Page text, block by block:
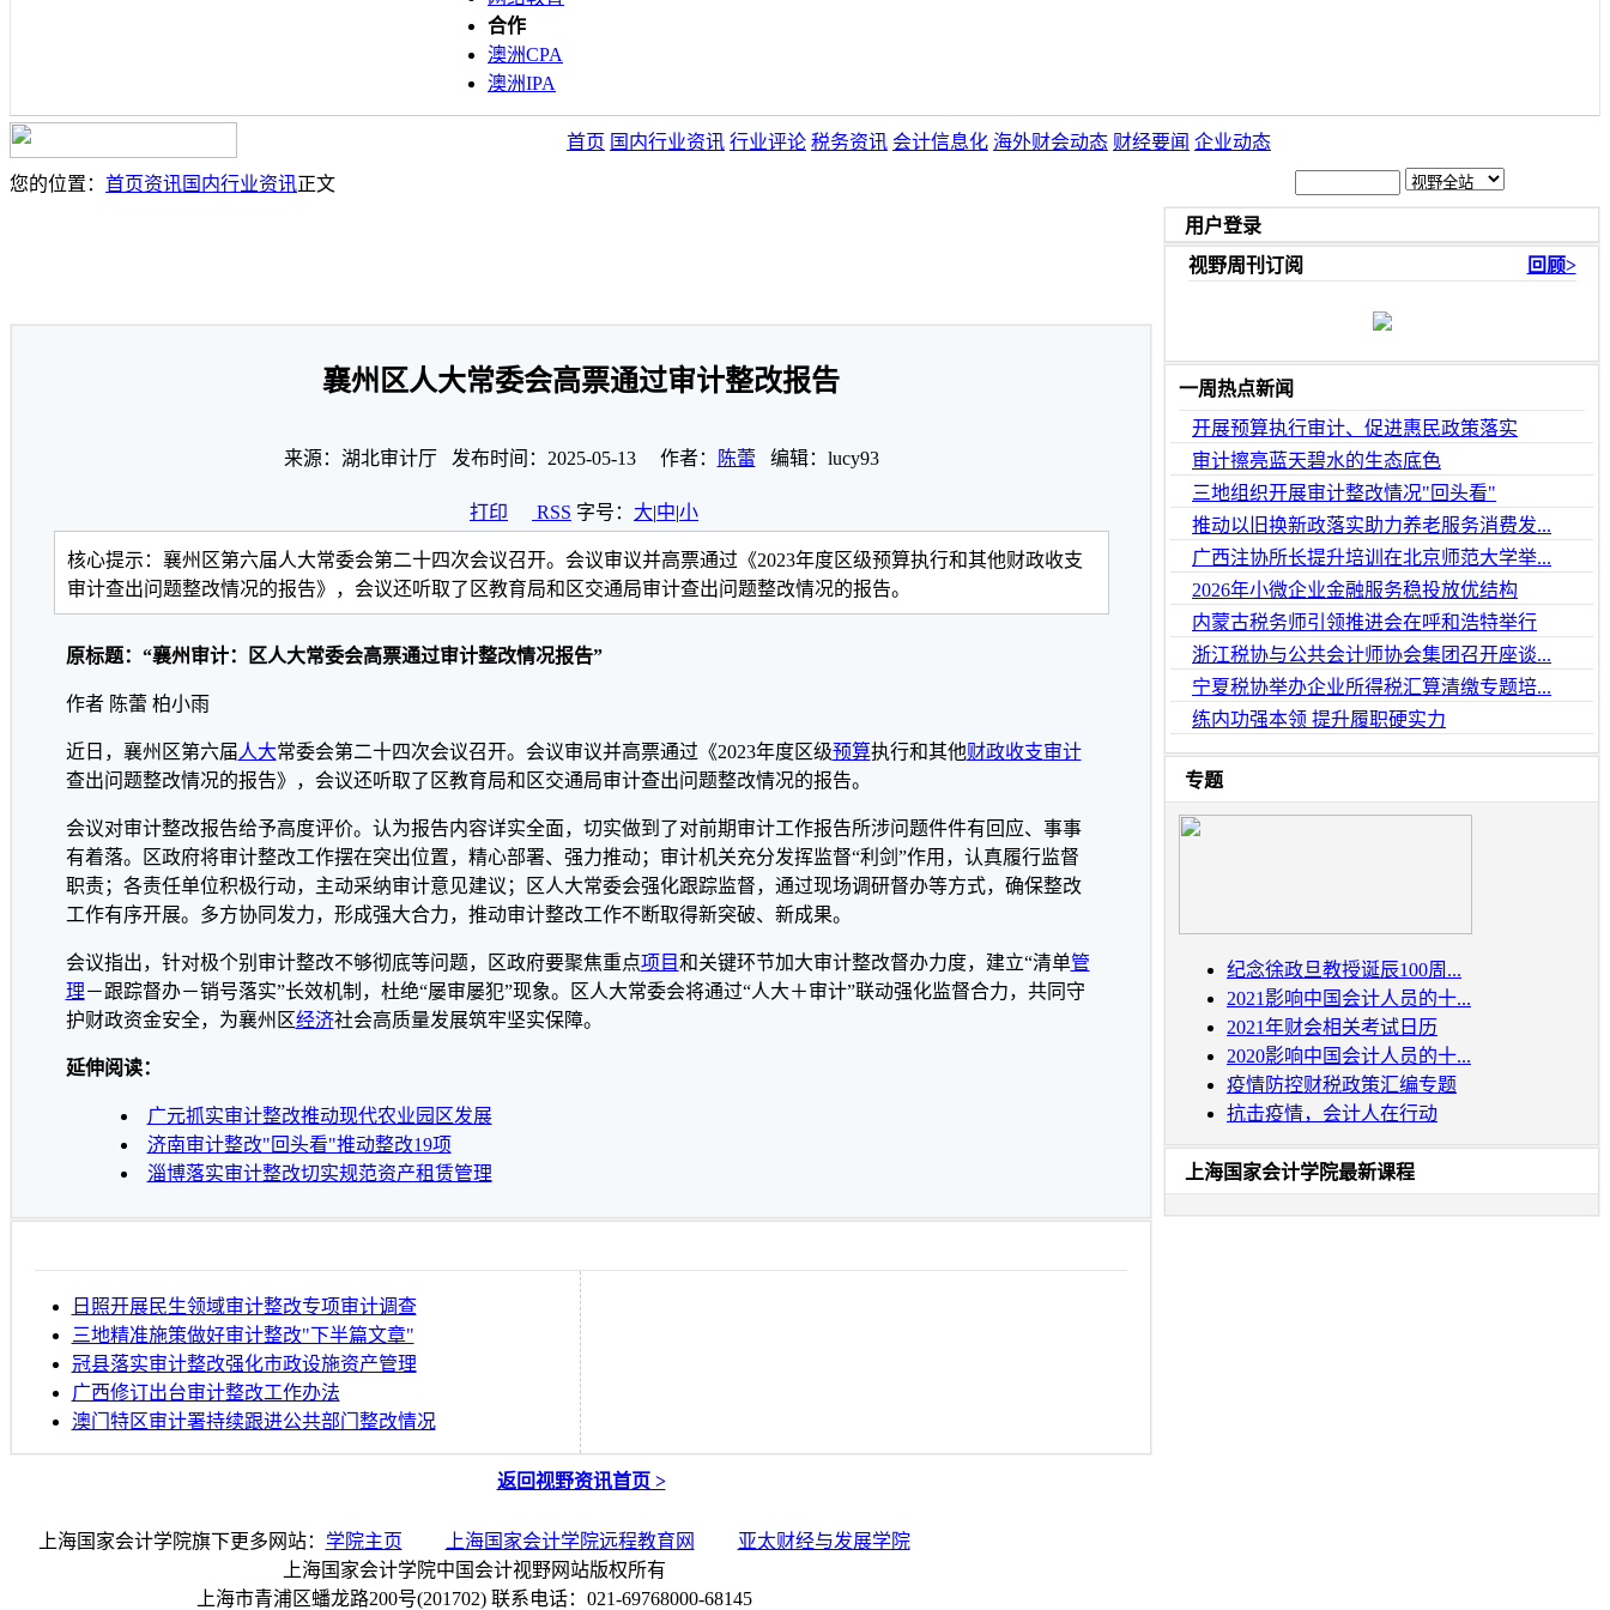
合作
澳洲CPA
澳洲IPA
首页 国内行业资讯 行业评论 税务资讯 会计信息化 海外财会动态 财经要闻 企业动态
您的位置： 首页资讯国内行业资讯正文
襄州区人大常委会高票通过审计整改报告
来源：湖北审计厅 发布时间：2025-05-13 作者： 陈蕾 编辑：lucy93
打印 RSS 字号： 大|中|小
核心提示：襄州区第六届人大常委会第二十四次会议召开。会议审议并高票通过《2023年度区级预算执行和其他财政收支
审计查出问题整改情况的报告》，会议还听取了区教育局和区交通局审计查出问题整改情况的报告。
原标题：“襄州审计：区人大常委会高票通过审计整改情况报告”
作者 陈蕾 柏小雨
近日，襄州区第六届人大常委会第二十四次会议召开。会议审议并高票通过《2023年度区级预算执行和其他财政收支审计
查出问题整改情况的报告》，会议还听取了区教育局和区交通局审计查出问题整改情况的报告。
会议对审计整改报告给予高度评价。认为报告内容详实全面，切实做到了对前期审计工作报告所涉问题件件有回应、事事
有着落。区政府将审计整改工作摆在突出位置，精心部署、强力推动；审计机关充分发挥监督“利剑”作用，认真履行监督
职责；各责任单位积极行动，主动采纳审计意见建议；区人大常委会强化跟踪监督，通过现场调研督办等方式，确保整改
工作有序开展。多方协同发力，形成强大合力，推动审计整改工作不断取得新突破、新成果。
会议指出，针对极个别审计整改不够彻底等问题，区政府要聚焦重点项目和关键环节加大审计整改督办力度，建立“清单管
理－跟踪督办－销号落实”长效机制，杜绝“屡审屡犯”现象。区人大常委会将通过“人大＋审计”联动强化监督合力，共同守
护财政资金安全，为襄州区经济社会高质量发展筑牢坚实保障。
延伸阅读：
广元抓实审计整改推动现代农业园区发展
济南审计整改"回头看"推动整改19项
淄博落实审计整改切实规范资产租赁管理
日照开展民生领域审计整改专项审计调查
三地精准施策做好审计整改"下半篇文章"
冠县落实审计整改强化市政设施资产管理
广西修订出台审计整改工作办法
澳门特区审计署持续跟进公共部门整改情况
返回视野资讯首页 >
用户登录
视野周刊订阅
回顾>
一周热点新闻
开展预算执行审计、促进惠民政策落实
审计擦亮蓝天碧水的生态底色
三地组织开展审计整改情况"回头看"
推动以旧换新政落实助力养老服务消费发...
广西注协所长提升培训在北京师范大学举...
2026年小微企业金融服务稳投放优结构
内蒙古税务师引领推进会在呼和浩特举行
浙江税协与公共会计师协会集团召开座谈...
宁夏税协举办企业所得税汇算清缴专题培...
练内功强本领 提升履职硬实力
专题
纪念徐政旦教授诞辰100周...
2021影响中国会计人员的十...
2021年财会相关考试日历
2020影响中国会计人员的十...
疫情防控财税政策汇编专题
抗击疫情，会计人在行动
上海国家会计学院最新课程
上海国家会计学院旗下更多网站： 学院主页 上海国家会计学院远程教育网
亚太财经与发展学院
上海国家会计学院中国会计视野网站版权所有
上海市青浦区蟠龙路200号(201702) 联系电话：021-69768000-68145